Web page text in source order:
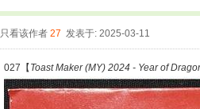
只看该作者 27 发表于: 2025-03-11
027【 Toast Maker (MY) 2024 - Year of